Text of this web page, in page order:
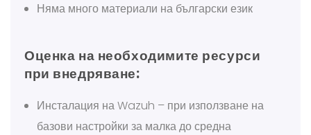
Няма много материали на български език
Оценка на необходимите ресурси
при внедряване:
Инсталация на Wazuh – при използване на
базови настройки за малка до средна